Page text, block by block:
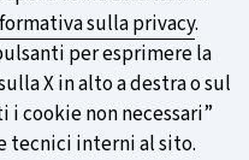
sulla privacy.
per esprimere la
X in alto a destra o sul
cookie non necessari”
tecnici interni al sito.
PIÙ